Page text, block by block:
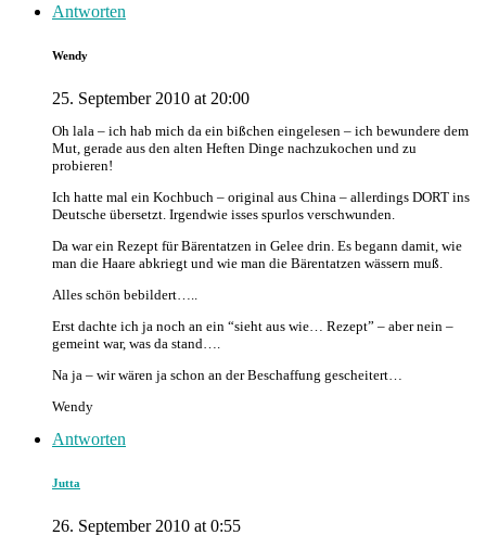
Antworten
Wendy
25. September 2010 at 20:00
Oh lala – ich hab mich da ein bißchen eingelesen – ich bewundere dem
Mut, gerade aus den alten Heften Dinge nachzukochen und zu
probieren!
Ich hatte mal ein Kochbuch – original aus China – allerdings DORT ins
Deutsche übersetzt. Irgendwie isses spurlos verschwunden.
Da war ein Rezept für Bärentatzen in Gelee drin. Es begann damit, wie
man die Haare abkriegt und wie man die Bärentatzen wässern muß.
Alles schön bebildert…..
Erst dachte ich ja noch an ein “sieht aus wie… Rezept” – aber nein –
gemeint war, was da stand….
Na ja – wir wären ja schon an der Beschaffung gescheitert…
Wendy
Antworten
Jutta
26. September 2010 at 0:55